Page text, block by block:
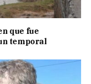
que fue
temporal